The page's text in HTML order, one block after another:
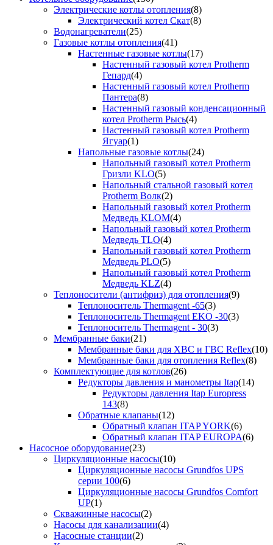
Электрические котлы отопления(8)
Электрический котел Скат(8)
Водонагреватели(25)
Газовые котлы отопления(41)
Настенные газовые котлы(17)
Настенный газовый котел Protherm
Гепард(4)
Настенный газовый котел Protherm
Пантера(8)
Настенный газовый конденсационный
котел Protherm Рысь(4)
Настенный газовый котел Protherm
Ягуар(1)
Напольные газовые котлы(24)
Напольный газовый котел Protherm
Гризли KLO(5)
Напольный стальной газовый котел
Protherm Волк(2)
Напольный газовый котел Protherm
Медведь KLOM(4)
Напольный газовый котел Protherm
Медведь TLO(4)
Напольный газовый котел Protherm
Медведь PLO(5)
Напольный газовый котел Protherm
Медведь KLZ(4)
Теплоносители (антифриз) для отопления(9)
Теплоноситель Thermagent -65(3)
Теплоноситель Thermagent EKO -30(3)
Теплоноситель Thermagent - 30(3)
Мембранные баки(21)
Мембранные баки для ХВС и ГВС Reflex(10)
Мембранные баки для отопления Reflex(8)
Комплектующие для котлов(26)
Редукторы давления и манометры Itap(14)
Редукторы давления Itap Europress
143(8)
Обратные клапаны(12)
Обратный клапан ITAP YORK(6)
Обратный клапан ITAP EUROPA(6)
Насосное оборудование(23)
Циркуляционные насосы(10)
Циркуляционные насосы Grundfos UPS
серии 100(6)
Циркуляционные насосы Grundfos Comfort
UP(1)
Скважинные насосы(2)
Насосы для канализации(4)
Насосные станции(2)